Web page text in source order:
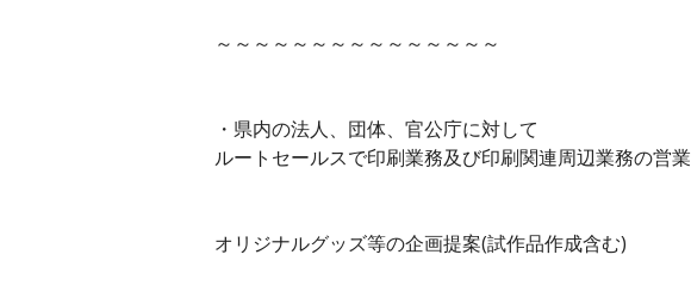
～～～～～～～～～～～～～～～
・県内の法人、団体、官公庁に対して
ルートセールスで印刷業務及び印刷関連周辺業務の営業
オリジナルグッズ等の企画提案(試作品作成含む)